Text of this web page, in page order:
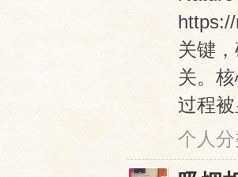
关键
关。
过程
个人